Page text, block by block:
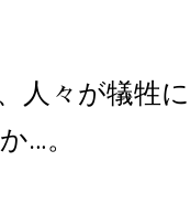
人々が犠牲
…。